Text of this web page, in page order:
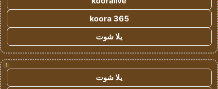
koora 365
يلا شوت
!
يلا شوت